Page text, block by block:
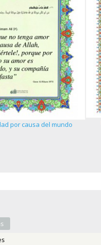
por causa del mundo